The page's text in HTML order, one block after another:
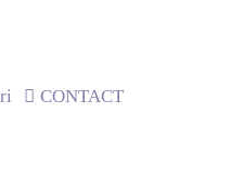
CONTACT